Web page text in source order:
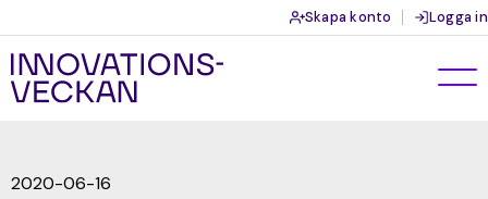
Skapa konto Logga in
2020-06-16